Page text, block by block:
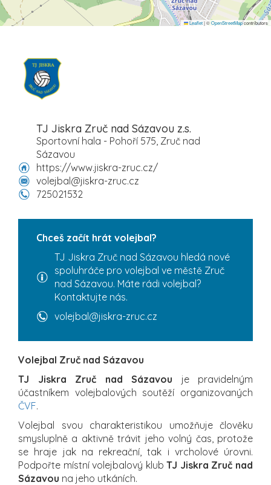
Leaflet|©OpenStreetMapcontributors
TJ Jiskra Zruč nad Sázavou z.s.
Sportovní hala - Pohoří 575, Zruč nad
Sázavou
https://www.jiskra-zruc.cz/
volejbal@jiskra-zruc.cz
725021532
Chceš začít hrát volejbal?
TJ Jiskra Zruč nad Sázavou hledá nové
spoluhráče pro volejbal ve městě Zruč
nad Sázavou. Máte rádi volejbal?
Kontaktujte nás.
volejbal@jiskra-zruc.cz
Volejbal Zruč nad Sázavou
TJ Jiskra Zruč nad Sázavou je pravidelným
účastníkem volejbalových soutěží organizovaných
ČVF.
Volejbal svou charakteristikou umožňuje člověku
smysluplně a aktivně trávit jeho volný čas, protože
se hraje jak na rekreační, tak i vrcholové úrovni.
Podpořte místní volejbalový klubTJ Jiskra Zruč nad
Sázavou na jeho utkáních.